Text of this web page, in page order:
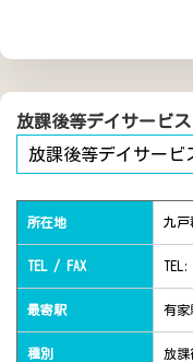
放課後等デイサービ
放課後等デイサービ
所在地 九戸
TEL / FAX
最寄駅 有家
種別 放課